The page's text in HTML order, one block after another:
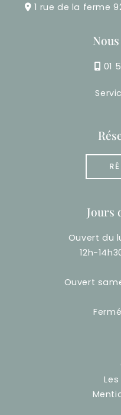
1 rue de la ferme
01
Jours
Ouvert du
12h-
Ouvert